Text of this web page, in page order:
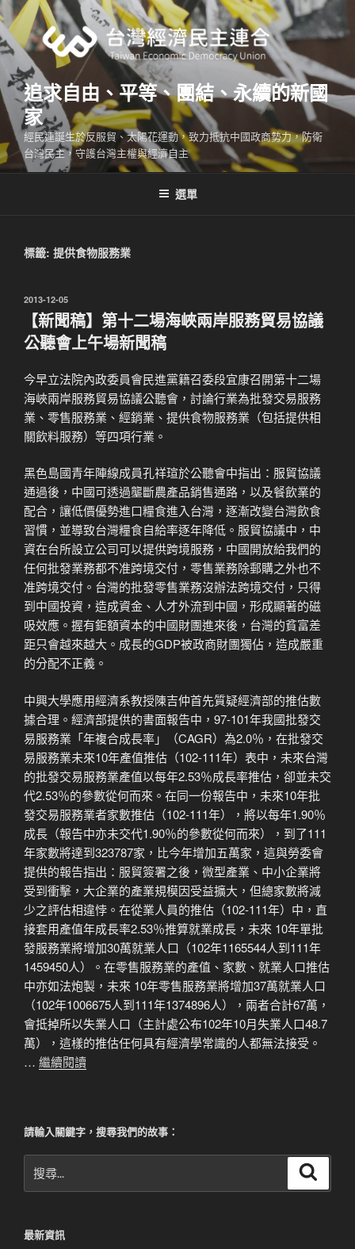
跳
至
主
內
容
追求自由、平等、團結、永續的新國
家
經民連誕生於反服貿、太陽花運動，致力抵抗中國政商勢力，防衛
台灣民主，守護台灣主權與經濟自主
選單
標籤: 提供食物服務業
發
2013-12-05
【新聞稿】第十二場海峽兩岸服務貿易協議
公聽會上午場新聞稿
今早立法院內政委員會民進黨籍召委段宜康召開第十二場
海峽兩岸服務貿易協議公聽會，討論行業為批發交易服務
業、零售服務業、經銷業、提供食物服務業（包括提供相
關飲料服務）等四項行業。
黑色島國青年陣線成員孔祥瑄於公聽會中指出：服貿協議
通過後，中國可透過壟斷農產品銷售通路，以及餐飲業的
配合，讓低價優勢進口糧食進入台灣，逐漸改變台灣飲食
習慣，並導致台灣糧食自給率逐年降低。服貿協議中，中
資在台所設立公司可以提供跨境服務，中國開放給我們的
任何批發業務都不准跨境交付，零售業務除郵購之外也不
准跨境交付。台灣的批發零售業務沒辦法跨境交付，只得
到中國投資，造成資金、人才外流到中國，形成顯著的磁
吸效應。握有鉅額資本的中國財團進來後，台灣的貧富差
距只會越來越大。成長的GDP被政商財團獨佔，造成嚴重
的分配不正義。
中興大學應用經濟系教授陳吉仲首先質疑經濟部的推估數
據合理。經濟部提供的書面報告中，97-101年我國批發交
易服務業「年複合成長率」（CAGR）為2.0％，在批發交
易服務業未來10年產值推估（102-111年）表中，未來台灣
的批發交易服務業產值以每年2.53％成長率推估，卻並未交
代2.53％的參數從何而來。在同一份報告中，未來10年批
發交易服務業者家數推估（102-111年），將以每年1.90％
成長（報告中亦未交代1.90％的參數從何而來），到了111
年家數將達到323787家，比今年增加五萬家，這與勞委會
提供的報告指出：服貿簽署之後，微型產業、中小企業將
受到衝擊，大企業的產業規模因受益擴大，但總家數將減
少之評估相違悖。在從業人員的推估（102-111年）中，直
接套用產值年成長率2.53％推算就業成長，未來 10年單批
發服務業將增加30萬就業人口（102年1165544人到111年
1459450人）。在零售服務業的產值、家數、就業人口推估
中亦如法炮製，未來 10年零售服務業將增加37萬就業人口
（102年1006675人到111年1374896人），兩者合計67萬，
會抵掉所以失業人口（主計處公布102年10月失業人口48.7
萬），這樣的推估任何具有經濟學常識的人都無法接受。
… 繼續閱讀
請輸入關鍵字，搜尋我們的故事：
尋
字:
最新資訊